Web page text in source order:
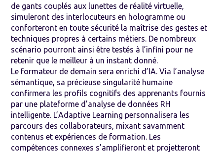
de gants couplés aux lunettes de réalité virtuelle,
simuleront des interlocuteurs en hologramme ou
conforteront en toute sécurité la maîtrise des gestes et
techniques propres à certains métiers. De nombreux
scénario pourront ainsi être testés à l’infini pour ne
retenir que le meilleur à un instant donné.
Le formateur de demain sera enrichi d’IA. Via l’analyse
sémantique, sa précieuse singularité humaine
confirmera les profils cognitifs des apprenants fournis
par une plateforme d’analyse de données RH
intelligente. L’Adaptive Learning personnalisera les
parcours des collaborateurs, mixant savamment
contenus et expériences de formation. Les
compétences connexes s’amplifieront et projetteront